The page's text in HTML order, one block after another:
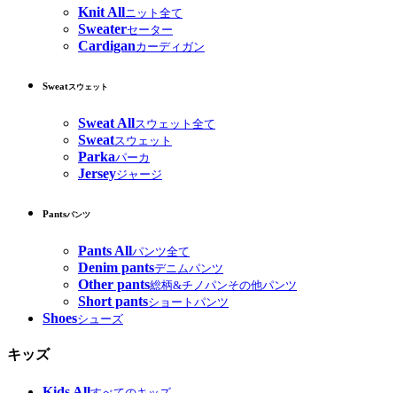
Knit Allニット全て
Sweaterセーター
Cardiganカーディガン
Sweatスウェット
Sweat Allスウェット全て
Sweatスウェット
Parkaパーカ
Jerseyジャージ
Pantsパンツ
Pants Allパンツ全て
Denim pantsデニムパンツ
Other pants総柄&チノパンその他パンツ
Short pantsショートパンツ
Shoesシューズ
キッズ